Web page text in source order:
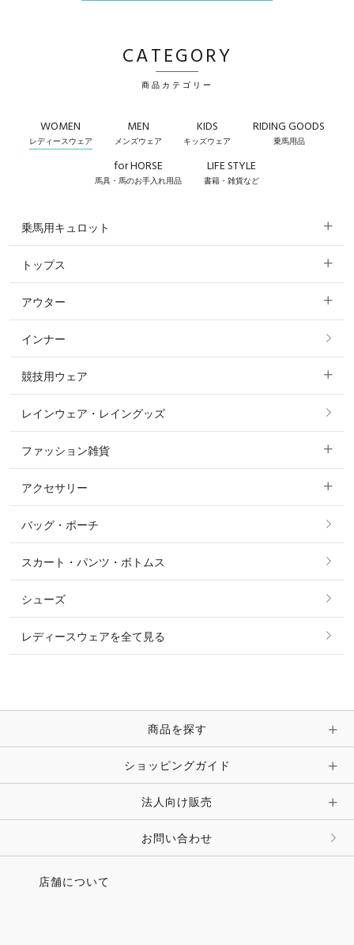
CATEGORY
商品カテゴリー
WOMEN
レディースウェア
MEN
メンズウェア
KIDS
キッズウェア
RIDING GOODS
乗馬用品
for HORSE
馬具・馬のお手入れ用品
LIFE STYLE
書籍・雑貨など
乗馬用キュロット
すべてのキュロット
フルグリップ・尻革 キュロット
ニーグリップ・膝革 キュロット
トップス
すべてのトップス
ポロシャツ
カットソー・Tシャツ・タンクトップ
パーカー・トレーナー・スウェット
ニット・セーター
シャツ・ブラウス・ワンピース
アウター
すべてのアウター
コート
ジャケット・ブルゾン
その他 アウター
インナー
競技用ウェア
すべての競技用ウェア
ショージャケット
ショーシャツ
レインウェア・レイングッズ
ファッション雑貨
すべてのファッション雑貨
ソックス
ベルト
マフラー・スカーフ・ストール・スヌード
時計・財布・キーケース・革小物
キーホルダー・チャーム・ストラップ
アクセサリー
すべてのアクセサリー
リング
ピアス・イヤリング
ピン・ブローチ・コサージュ
その他 アクセサリー
バッグ・ポーチ
スカート・パンツ・ボトムス
シューズ
レディースウェアを全て見る
商品を探す
ショッピングガイド
法人向け販売
お問い合わせ
店舗について